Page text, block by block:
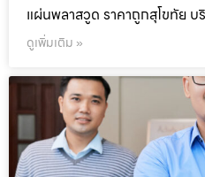
แผ่นพลาสวูด ราคาถูกสุโขทัย บ
ดูเพิ่มเติม »